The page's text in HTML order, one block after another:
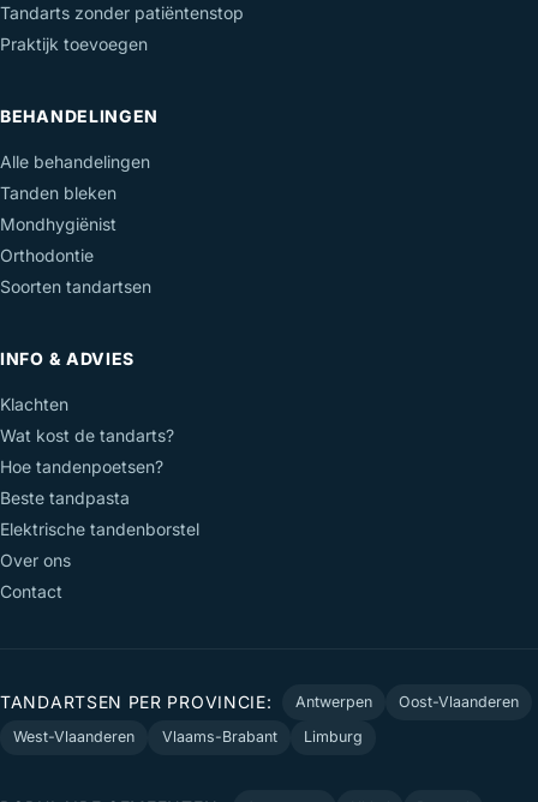
Tandarts zonder patiëntenstop
Praktijk toevoegen
BEHANDELINGEN
Alle behandelingen
Tanden bleken
Mondhygiënist
Orthodontie
Soorten tandartsen
INFO & ADVIES
Klachten
Wat kost de tandarts?
Hoe tandenpoetsen?
Beste tandpasta
Elektrische tandenborstel
Over ons
Contact
TANDARTSEN PER PROVINCIE: Antwerpen
Oost-Vlaanderen
West-Vlaanderen
Vlaams-Brabant Limburg